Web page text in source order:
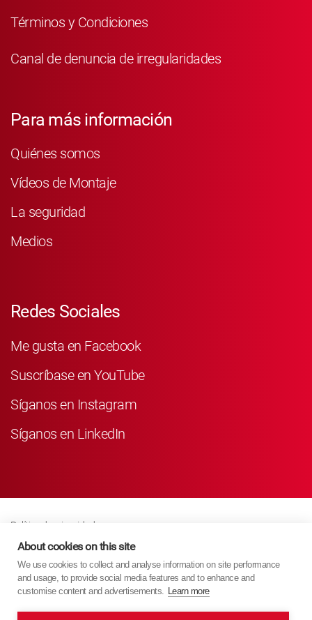
Términos y Condiciones
Canal de denuncia de irregularidades
Para más información
Quiénes somos
Vídeos de Montaje
La seguridad
Medios
Redes Sociales
Me gusta en Facebook
Suscríbase en YouTube
Síganos en Instagram
Síganos en LinkedIn
Política de privacidad
Business Partner Privacy
Política De Cookies
Modern Slavery Act Policy
About cookies on this site
We use cookies to collect and analyse information on site performance
and usage, to provide social media features and to enhance and
customise content and advertisements. Learn more